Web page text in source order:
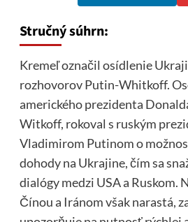
Stručný súhrn:
Kremeľ označil osídlenie
rozhovorov Putin-Whitkoff.
amerického prezidenta
Witkoff, rokoval s ruským
Vladimirom Putinom o
dohody na Ukrajine, čím sa
dialógy medzi USA a Ruskom.
Čínou a Iránom však narastá,